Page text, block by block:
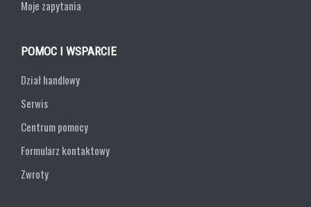
Moje zapytania
POMOC I WSPARCIE
Dział handlowy
Serwis
Centrum pomocy
Formularz kontaktowy
Zwroty